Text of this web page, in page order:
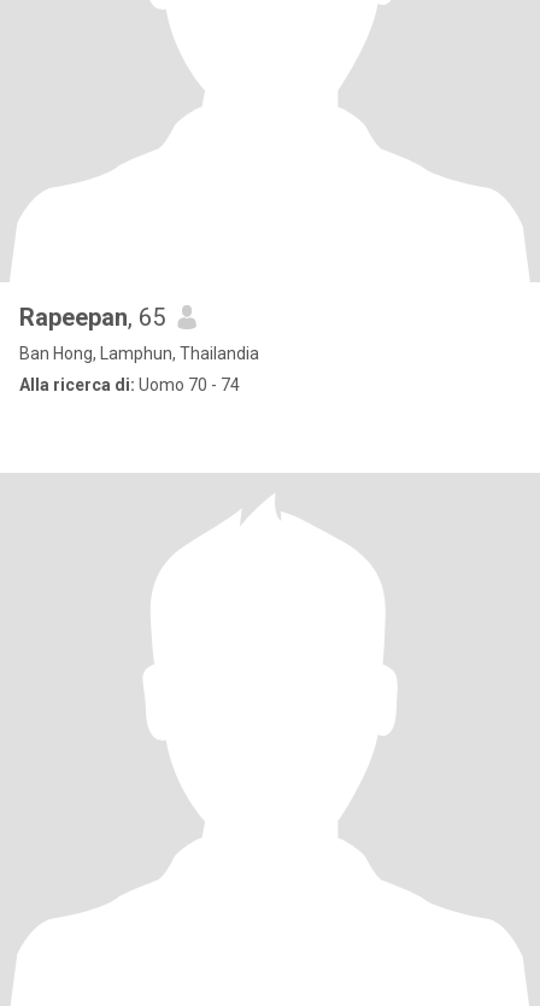
Rapeepan, 65
Ban Hong, Lamphun, Thailandia
Alla ricerca di: Uomo 70 - 74